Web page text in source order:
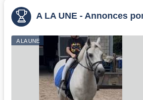
A LA UNE - Annonces
A LA UNE